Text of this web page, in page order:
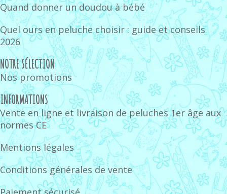
Quand donner un doudou à bébé
Quel ours en peluche choisir : guide et conseils
2026
NOTRE SÉLECTION
Nos promotions
INFORMATIONS
Vente en ligne et livraison de peluches 1er âge aux
normes CE
Mentions légales
Conditions générales de vente